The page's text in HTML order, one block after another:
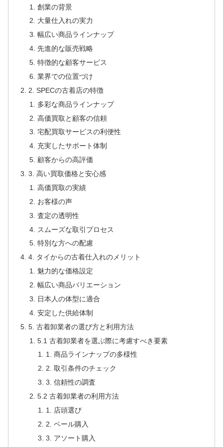
創業の背景
大量仕入れの実力
幅広い商品ラインナップ
先進的な販売戦略
特徴的な顧客サービス
業界での位置づけ
2. SPECの古着店の特徴
多彩な商品ラインナップ
高価買取と顧客の信頼
宅配買取サービスの利便性
充実したサポート体制
顧客からの高評価
3. 高い買取価格と安心感
高価買取の実績
お客様の声
査定の透明性
スムーズな取引プロセス
特別な方への配慮
4. タイからの古着仕入れのメリット
魅力的な価格設定
幅広い商品バリエーション
日本人の体型に適合
安定した供給体制
5. 古着卸業者の選び方と利用方法
5.1 古着卸業者を選ぶ際に考慮すべき要素
1. 商品ラインナップの多様性
2. 取引条件のチェック
3. 信頼性の調査
5.2 古着卸業者の利用方法
1. 店頭選び
2. ベール購入
3. アソート購入